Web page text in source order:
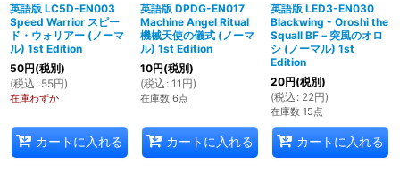
英語版 LC5D-EN003
Speed Warrior スピー
ド・ウォリアー (ノーマ
ル) 1st Edition
50円(税別)
(税込 : 55円)
在庫わずか
カートに入れる
英語版 DPDG-EN017
Machine Angel Ritual
機械天使の儀式 (ノーマ
ル) 1st Edition
10円(税別)
(税込 : 11 円)
在庫数 6点
カートに入れる
英語版 LED3-EN030
Blackwing - Oroshi the
Squall BF－突風のオロ
シ (ノーマル) 1st
Edition
20円(税別)
(税込 : 22円)
在庫数 15点
カートに入れる